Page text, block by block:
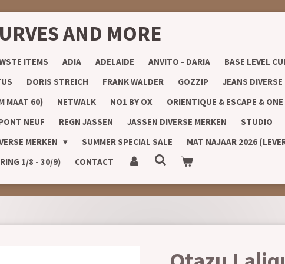
AND MORE
ITEMS ADIA ADELAIDE ANVITO - DARIA
BASE LEVEL
DORIS STREICH FRANK WALDER GOZZIP JEANS DIVERSE
MAAT 60) NETWALK NO1 BY OX ORIENTIQUE & ESCAPE &
NEUF REGN JASSEN JASSEN DIVERSE MERKEN STUDIO
MERKEN SUMMER SPECIAL SALE
MAT NAJAAR 2026
1/8 - 30/9)
CONTACT